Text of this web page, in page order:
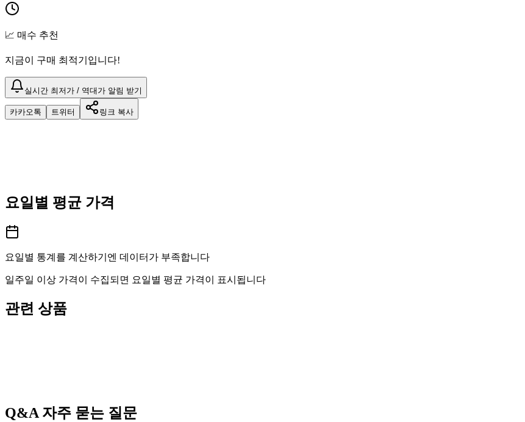
📈 매수 추천
지금이 구매 최적기입니다!
실시간 최저가 / 역대가 알림 받기
카카오톡 트위터 링크 복사
요일별 평균 가격
요일별 통계를 계산하기엔 데이터가 부족합니다
일주일 이상 가격이 수집되면 요일별 평균 가격이 표시됩니다
관련 상품
Q&A자주 묻는 질문